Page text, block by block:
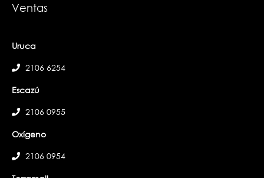
Ventas
Uruca
2106 6254
Escazú
2106 0955
Oxígeno
2106 0954